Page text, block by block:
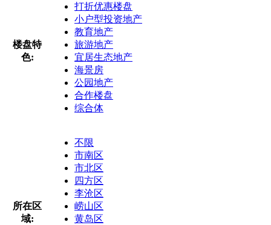
楼盘特
色:
打折优惠楼盘
小户型投资地产
教育地产
旅游地产
宜居生态地产
海景房
公园地产
合作楼盘
综合体
所在区
域:
不限
市南区
市北区
四方区
李沧区
崂山区
黄岛区